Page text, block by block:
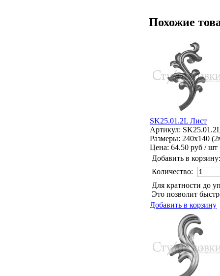
Похожие
SK25.01.2L Лист
Артикул:
Размеры: 240x140
Цена: 64.50 руб / шт
Добавить в
Количество:
Для кратности до
Это позволит
Добавить в корзину